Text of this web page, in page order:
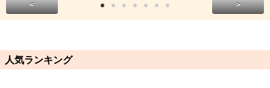
< >
人気ランキング